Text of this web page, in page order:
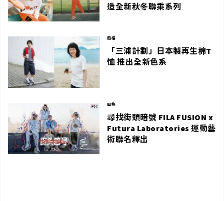
造全新秋冬聯乘系列
風格
「三浦計劃」日本製再生棉T
恤 推出全新色系
風格
尋找街頭暗號 FILA FUSION x
Futura Laboratories 運動藝
術聯名釋出